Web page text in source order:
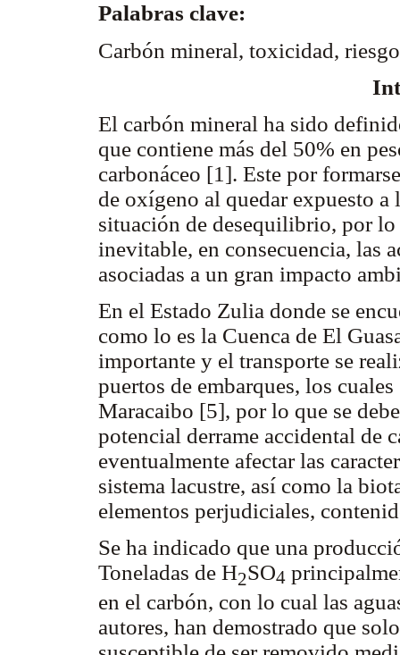
Palabras clave:
Carbón mineral, toxicidad,
El carbón mineral ha sido
que contiene más del 50% en
carbonáceo [1]. Este por
de oxígeno al quedar expuesto a
situación de desequilibrio, por
inevitable, en consecuencia, las
asociadas a un gran impacto
En el Estado Zulia donde se
como lo es la Cuenca de El
importante y el transporte se
puertos de embarques, los
Maracaibo [5], por lo que se
potencial derrame accidental de
eventualmente afectar las
sistema lacustre, así como la
elementos perjudiciales,
Se ha indicado que una
Toneladas de H2SO4
en el carbón, con lo cual las
autores, han demostrado que